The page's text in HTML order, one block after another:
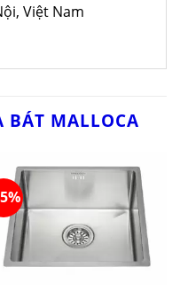
Việt Nam
BÁT MALLOCA